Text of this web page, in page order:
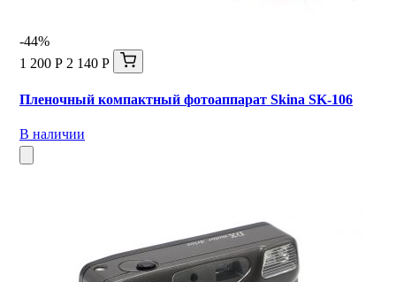
-44%
1 200 Р 2 140 Р
Пленочный компактный фотоаппарат Skina SK-106
В наличии